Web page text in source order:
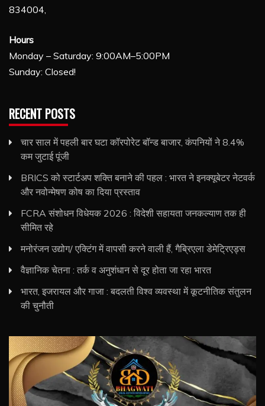
834004,
Hours
Monday – Saturday: 9:00AM–5:00PM
Sunday: Closed!
RECENT POSTS
चार साल में पहली बार घटा कॉरपोरेट बॉन्ड बाजार, कंपनियों ने 8.4%
कम जुटाई पूंजी
BRICS को स्टार्टअप शक्ति बनाने की पहल : भारत ने इनक्यूबेटर नेटवर्क
और नवोन्मेषण कोष का दिया प्रस्ताव
FCRA संशोधन विधेयक 2026 : विदेशी सहायता जनकल्याण तक ही
सीमित रहे
मनोरंजन उद्योग/ एक्टिंग में वापसी करने वाली हैं, गैब्रिएला डेमेट्रिएड्स
वैज्ञानिक चेतना : तर्क व अनुशंधान से दूर होता जा रहा भारत
भारत, इजरायल और गाजा : बदलती विश्व व्यवस्था में कूटनीतिक संतुलन
की चुनौती